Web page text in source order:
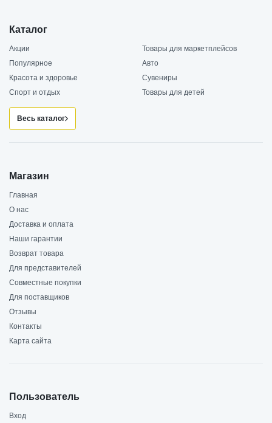
Каталог
Акции
Товары для маркетплейсов
Популярное
Авто
Красота и здоровье
Сувениры
Спорт и отдых
Товары для детей
Весь каталог
Магазин
Главная
О нас
Доставка и оплата
Наши гарантии
Возврат товара
Для представителей
Совместные покупки
Для поставщиков
Отзывы
Контакты
Карта сайта
Пользователь
Вход